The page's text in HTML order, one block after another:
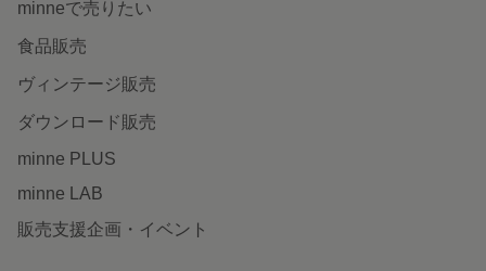
minneで売りたい
食品販売
ヴィンテージ販売
ダウンロード販売
minne PLUS
minne LAB
販売支援企画・イベント